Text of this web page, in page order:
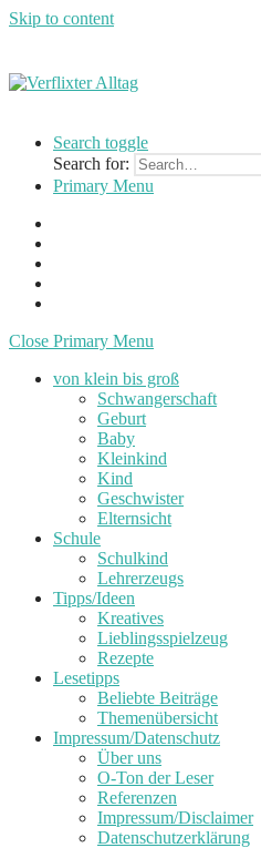
Skip to content
Alltag
einer
Mutter
Lehrerin
Search toggle
Search for:
Primary Menu
Close Primary Menu
von klein bis groß
Schwangerschaft
Geburt
Baby
Kleinkind
Kind
Geschwister
Elternsicht
Schule
Schulkind
Lehrerzeugs
Tipps/Ideen
Kreatives
Lieblingsspielzeug
Rezepte
Lesetipps
Beliebte Beiträge
Themenübersicht
Impressum/Datenschutz
Über uns
O-Ton der Leser
Referenzen
Impressum/Disclaimer
Datenschutzerklärung